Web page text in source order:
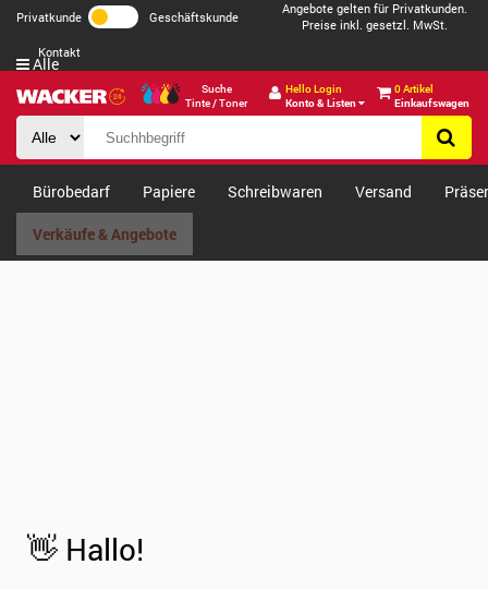
Privatkunde Geschäftskunde
Angebote gelten für Privatkunden.
Preise inkl. gesetzl. MwSt.
Kontakt
Suche
Tinte / Toner
Hello Login
Konto & Listen
0 Artikel
Einkaufswagen
Alle
Bürobedarf Papiere Schreibwaren Versand
Verkäufe & Angebote
👋 Hallo!